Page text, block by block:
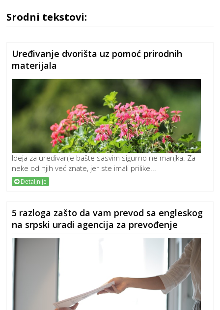
Srodni tekstovi:
Uređivanje dvorišta uz pomoć prirodnih
materijala
Ideja za uređivanje bašte sasvim sigurno ne manjka. Za
neke od njih već znate, jer ste imali prilike...
Detaljnije
5 razloga zašto da vam prevod sa engleskog
na srpski uradi agencija za prevođenje